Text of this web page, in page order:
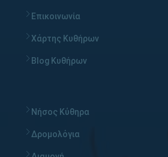
Επικοινωνία
Χάρτης Κυθήρων
Blog Κυθήρων
Νήσος Κύθηρα
Δρομολόγια